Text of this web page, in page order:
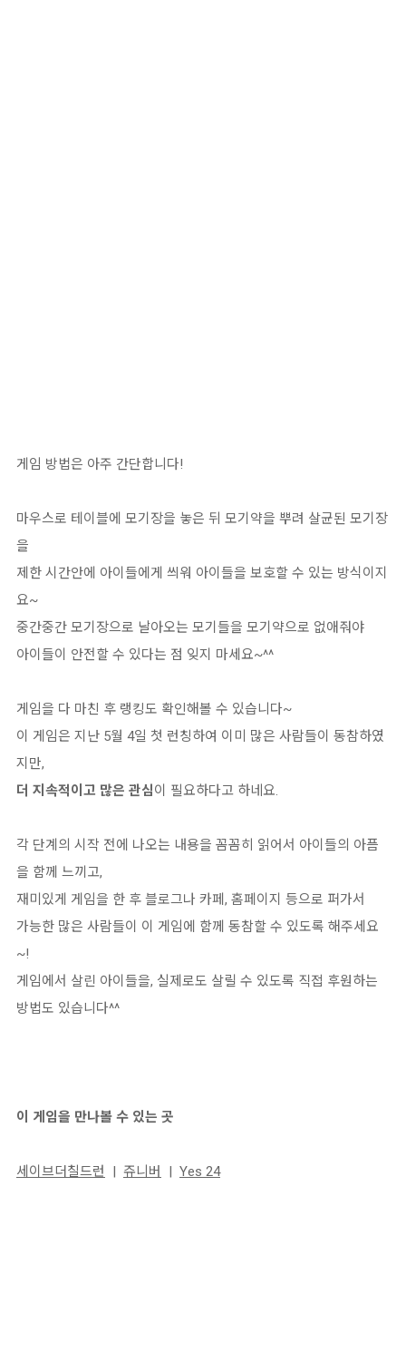
게임 방법은 아주 간단합니다!
마우스로 테이블에 모기장을 놓은 뒤 모기약을 뿌려 살균된 모기장
을
제한 시간안에 아이들에게 씌워 아이들을 보호할 수 있는 방식이지
요~
중간중간 모기장으로 날아오는 모기들을 모기약으로 없애줘야
아이들이 안전할 수 있다는 점 잊지 마세요~^^
게임을 다 마친 후 랭킹도 확인해볼 수 있습니다~
이 게임은 지난 5월 4일 첫 런칭하여 이미 많은 사람들이 동참하였
지만,
더 지속적이고 많은 관심이 필요하다고 하네요.
각 단계의 시작 전에 나오는 내용을 꼼꼼히 읽어서 아이들의 아픔
을 함께 느끼고,
재미있게 게임을 한 후 블로그나 카페, 홈페이지 등으로 퍼가서
가능한 많은 사람들이 이 게임에 함께 동참할 수 있도록 해주세요
~!
게임에서 살린 아이들을, 실제로도 살릴 수 있도록 직접 후원하는
방법도 있습니다^^
이 게임을 만나볼 수 있는 곳
세이브더칠드런 | 쥬니버 | Yes 24